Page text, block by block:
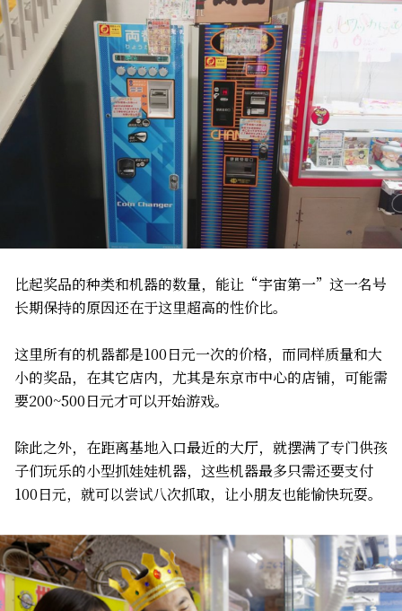
比起奖品的种类和机器的数量，能让“宇宙第一”这一名号
长期保持的原因还在于这里超高的性价比。
这里所有的机器都是100日元一次的价格，而同样质量和大
小的奖品，在其它店内，尤其是东京市中心的店铺，可能需
要200~500日元才可以开始游戏。
除此之外，在距离基地入口最近的大厅，就摆满了专门供孩
子们玩乐的小型抓娃娃机器，这些机器最多只需还要支付
100日元，就可以尝试八次抓取，让小朋友也能愉快玩耍。